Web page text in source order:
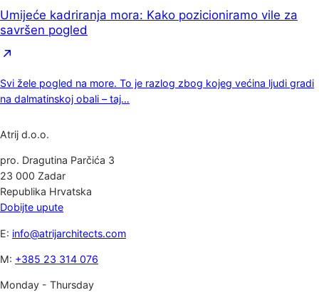
Umijeće kadriranja mora: Kako pozicioniramo vile za
savršen pogled
Svi žele pogled na more. To je razlog zbog kojeg većina ljudi gradi
na dalmatinskoj obali – taj…
Atrij d.o.o.
pro. Dragutina Parčića 3
23 000 Zadar
Republika Hrvatska
Dobijte upute
E: info@atrijarchitects.com
M: +385 23 314 076
Monday - Thursday